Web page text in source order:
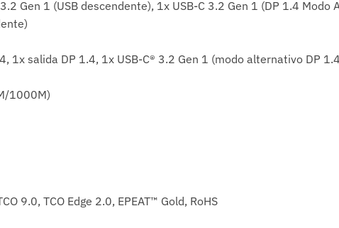
Gen 1 (USB descendente), 1x USB-C 3.2 Gen 1 (DP 1.4 Modo
1x salida DP 1.4, 1x USB-C® 3.2 Gen 1 (modo alternativo DP
1000M)
9.0, TCO Edge 2.0, EPEAT™ Gold, RoHS